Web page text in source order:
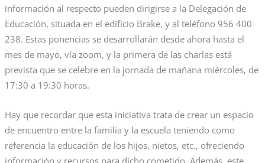
información al respecto pueden dirigirse a la Delegación de
Educación, situada en el edificio Brake, y al teléfono 956 400
238. Estas ponencias se desarrollarán desde ahora hasta el
mes de mayo, vía zoom, y la primera de las charlas está
prevista que se celebre en la jornada de mañana miércoles, de
17:30 a 19:30 horas.
Hay que recordar que esta iniciativa trata de crear un espacio
de encuentro entre la familia y la escuela teniendo como
referencia la educación de los hijos, nietos, etc., ofreciendo
información y recursos para dicho cometido. Además, este